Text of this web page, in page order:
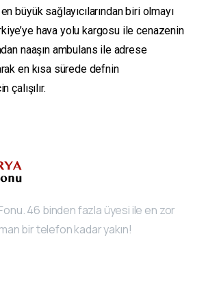
büyük sağlayıcılarından biri olmayı
hava yolu kargosu ile cenazenin
naaşın ambulans ile adrese
en kısa sürede defnin
46 binden fazla üyesi ile en zor
bir telefon kadar yakın!